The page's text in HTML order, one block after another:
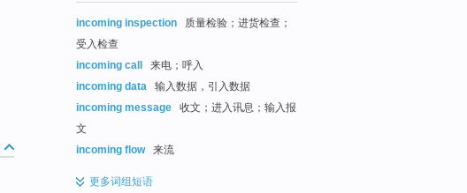
incoming inspection
质量检验；进货检查；
受入检查
incoming call
来电；呼入
incoming data
输入数据，引入数据
incoming message
收文；进入讯息；输入报
文
incoming flow
来流
更多词组短语